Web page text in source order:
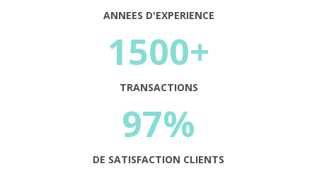
ANNEES D'EXPERIENCE
1500+
TRANSACTIONS
97%
DE SATISFACTION CLIENTS